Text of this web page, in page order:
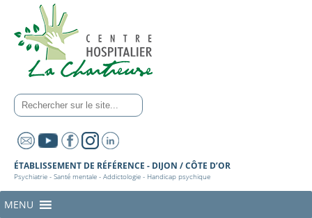
ÉTABLISSEMENT DE RÉFÉRENCE - DIJON / CÔTE D’OR
Psychiatrie - Santé mentale - Addictologie - Handicap psychique
MENU